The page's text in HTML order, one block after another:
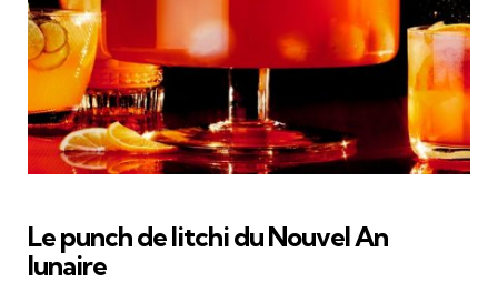
Le punch de litchi du Nouvel An
lunaire